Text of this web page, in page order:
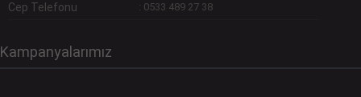
Cep Telefonu : 0533 489 27 38
Kampanyalarımız